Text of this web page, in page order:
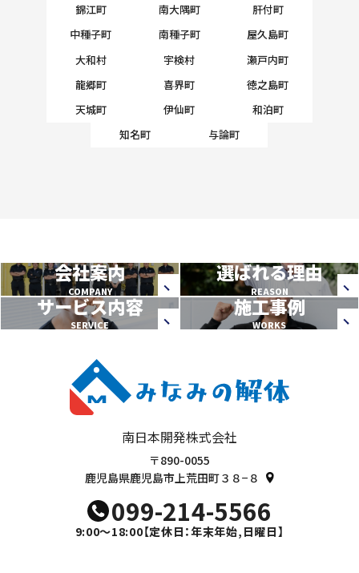
錦江町
南大隅町
肝付町
中種子町
南種子町
屋久島町
大和村
宇検村
瀬戸内町
龍郷町
喜界町
徳之島町
天城町
伊仙町
和泊町
知名町
与論町
会社案内
COMPANY
選ばれる理由
REASON
サービス内容
SERVICE
施工事例
WORKS
南日本開発株式会社
〒890-0055
鹿児島県鹿児島市上荒田町３８−８
099-214-5566
9:00～18:00【定休日：年末年始,日曜日】